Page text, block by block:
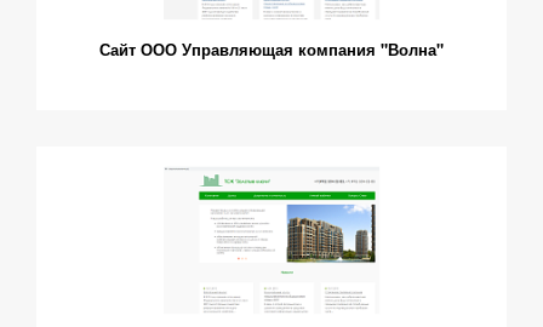
Сайт ООО Управляющая компания "Волна"